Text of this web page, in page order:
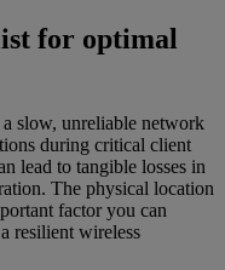
for optimal
slow, unreliable network
during critical client
lead to tangible losses in
The physical location
factor you can
resilient wireless